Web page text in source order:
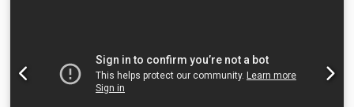
tijdens machineonderhoud. In Valankone wordt de
schorskever beschermd tegen invloeden van buitenaf door
een metalen framehuis. De doorvoercapaciteit vóór de